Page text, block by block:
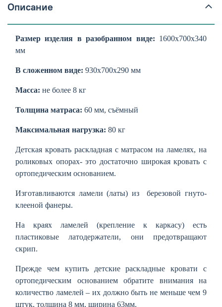
Описание
Размер изделия в разобранном виде: 1600x700x340
мм
В сложенном виде: 930x700x290 мм
Масса: не более 8 кг
Толщина матраса: 60 мм, съёмный
Максимальная нагрузка: 80 кг
Детская кровать раскладная с матрасом на ламелях, на
роликовых опорах- это достаточно широкая кровать с
ортопедическим основанием.
Изготавливаются ламели (латы) из березовой гнуто-
клееной фанеры.
На краях ламелей (крепление к каркасу) есть
пластиковые латодержатели, они предотвращают
скрип.
Прежде чем купить детские раскладные кровати с
ортопедическим основанием обратите внимания на
количество ламелей – их должно быть не меньше чем 9
штук, толщина 8 мм, ширина 63мм.